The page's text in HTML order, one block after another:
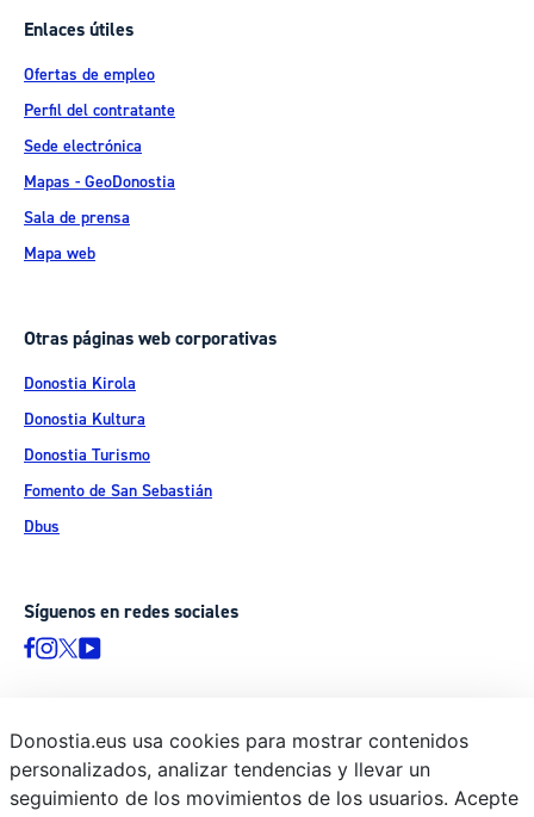
Enlaces útiles
Ofertas de empleo
Perfil del contratante
Sede electrónica
Mapas - GeoDonostia
Sala de prensa
Mapa web
Otras páginas web corporativas
Donostia Kirola
Donostia Kultura
Donostia Turismo
Fomento de San Sebastián
Dbus
Síguenos en redes sociales
© Donostiako Udala - Ayuntamiento de Donostia / San Sebastián
Ijentea 1, 20003 Donostia / San Sebastián
Donostia.eus usa cookies para mostrar contenidos
personalizados, analizar tendencias y llevar un
seguimiento de los movimientos de los usuarios. Acepte